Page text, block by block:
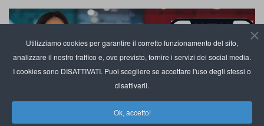
Utilizziamo cookies per garantire il corretto funzionamento del sito,
analizzare il nostro traffico e, ove previsto, fornire i servizi dei social media.
I cookies sono DISATTIVATI. Puoi scegliere se accettare l'uso degli stessi o
disattivarli.
Ok, accetto!